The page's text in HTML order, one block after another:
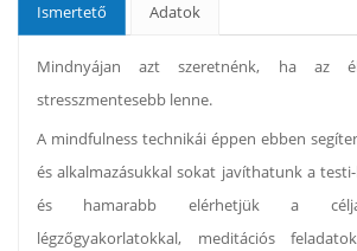
Ismertető Adatok
Mindnyájan azt szeretnénk, ha az
stresszmentesebb lenne.
A mindfulness technikái éppen ebben
és alkalmazásukkal sokat javíthatunk a
és hamarabb elérhetjük a
légzőgyakorlatokkal, meditációs